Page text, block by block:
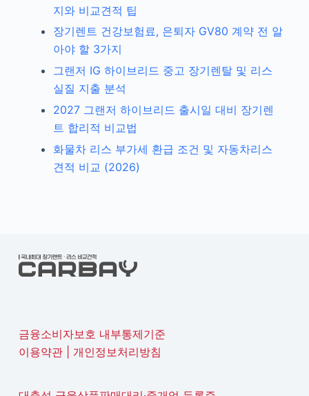
지와 비교견적 팁
장기렌트 건강보험료, 은퇴자 GV80 계약 전 알
아야 할 3가지
그랜저 IG 하이브리드 중고 장기렌탈 및 리스
실질 지출 분석
2027 그랜저 하이브리드 출시일 대비 장기렌
트 합리적 비교법
화물차 리스 부가세 환급 조건 및 자동차리스
견적 비교 (2026)
금융소비자보호 내부통제기준
이용약관| 개인정보처리방침